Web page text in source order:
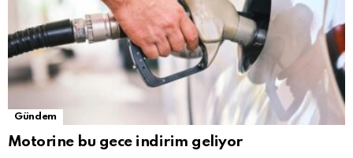
Gündem
Motorine bu gece indirim geliyor